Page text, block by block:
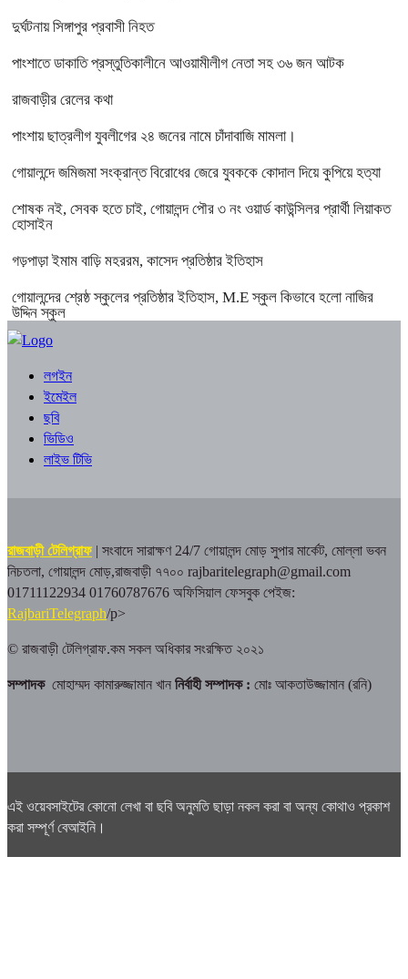
দুর্ঘটনায় সিঙ্গাপুর প্রবাসী নিহত
পাংশাতে ডাকাতি প্রস্তুতিকালীনে আওয়ামীলীগ নেতা সহ ৩৬ জন আটক
রাজবাড়ীর রেলের কথা
পাংশায় ছাত্রলীগ যুবলীগের ২৪ জনের নামে চাঁদাবাজি মামলা।
গোয়ালন্দে জমিজমা সংক্রান্ত বিরোধের জেরে যুবককে কোদাল দিয়ে কুপিয়ে হত্যা
শোষক নই, সেবক হতে চাই, গোয়ালন্দ পৌর ৩ নং ওয়ার্ড কাউন্সিলর প্রার্থী লিয়াকত
হোসাইন
গড়পাড়া ইমাম বাড়ি মহররম, কাসেদ প্রতিষ্ঠার ইতিহাস
গোয়ালন্দের শ্রেষ্ঠ স্কুলের প্রতিষ্ঠার ইতিহাস, M.E স্কুল কিভাবে হলো নাজির
উদ্দিন স্কুল
লগইন
ইমেইল
ছবি
ভিডিও
লাইভ টিভি
রাজবাড়ী টেলিগ্রাফ | সংবাদে সারাক্ষণ 24/7 গোয়ালন্দ মোড় সুপার মার্কেট, মোল্লা ভবন
নিচতলা, গোয়ালন্দ মোড়,রাজবাড়ী ৭৭০০ rajbaritelegraph@gmail.com
01711122934 01760787676 অফিসিয়াল ফেসবুক পেইজ:
RajbariTelegraph/p>
© রাজবাড়ী টেলিগ্রাফ.কম সকল অধিকার সংরক্ষিত ২০২১
সম্পাদক মোহাম্মদ কামারুজ্জামান খান নির্বাহী সম্পাদক : মোঃ আকতাউজ্জামান (রনি)
এই ওয়েবসাইটের কোনো লেখা বা ছবি অনুমতি ছাড়া নকল করা বা অন্য কোথাও প্রকাশ
করা সম্পূর্ণ বেআইনি।